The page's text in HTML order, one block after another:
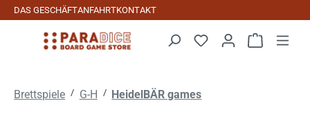
Zum Hauptinhalt springen
DAS GESCHÄFTANFAHRTKONTAKT
Brettspiele / G-H / HeidelBÄR games